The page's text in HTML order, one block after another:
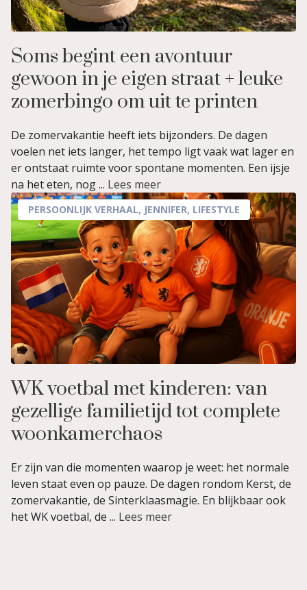
Soms begint een avontuur
gewoon in je eigen straat + leuke
zomerbingo om uit te printen
De zomervakantie heeft iets bijzonders. De dagen
voelen net iets langer, het tempo ligt vaak wat lager en
er ontstaat ruimte voor spontane momenten. Een ijsje
na het eten, nog ... Lees meer
PERSOONLIJK VERHAAL, JENNIFER, LIFESTYLE
WK voetbal met kinderen: van
gezellige familietijd tot complete
woonkamerchaos
Er zijn van die momenten waarop je weet: het normale
leven staat even op pauze. De dagen rondom Kerst, de
zomervakantie, de Sinterklaasmagie. En blijkbaar ook
het WK voetbal, de ... Lees meer